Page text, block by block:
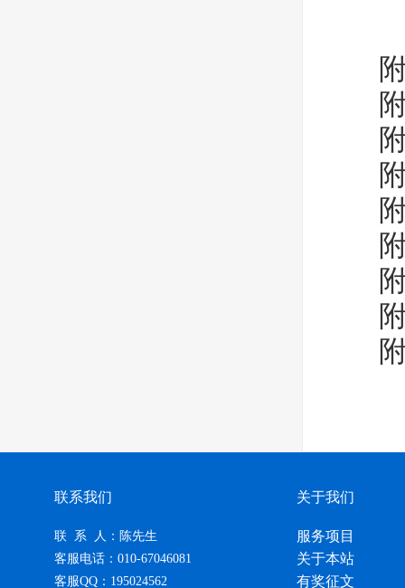
附
附
附
附
附
附
附
附
附
联系我们
联 系 人：陈先生
客服电话：010-67046081
客服QQ：195024562
关于我们
服务项目
关于本站
有奖征文